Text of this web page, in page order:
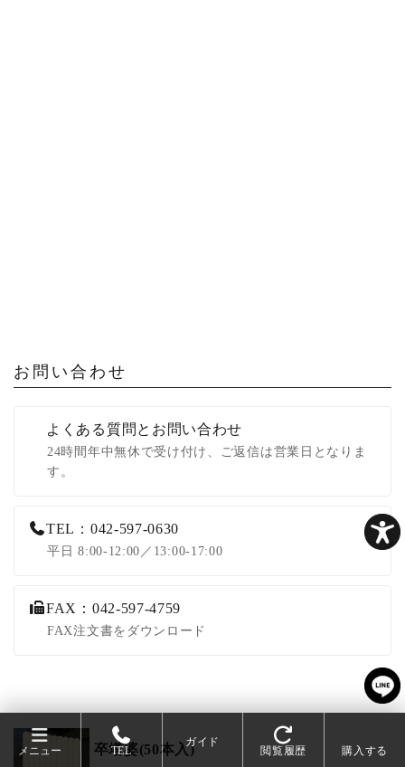
お問い合わせ
よくある質問とお問い合わせ
24時間年中無休で受け付け、ご返信は営業日となりま
す。
TEL：042-597-0630
平日 8:00-12:00／13:00-17:00
FAX：042-597-4759
FAX注文書をダウンロード
卒塔婆(50本入)
メニュー TEL
ガイド
閲覧履歴 購入する